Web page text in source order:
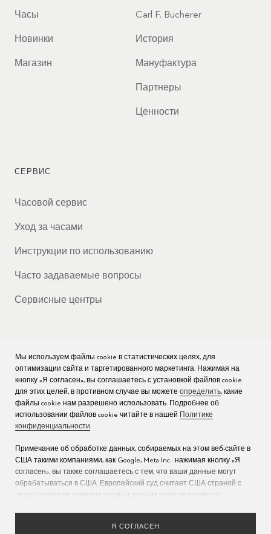
Часы
Новинки
Магазин
Carl F. Bucherer
История
Мануфактура
Партнеры
Ценности
СЕРВИС
Часовой сервис
Уход за часами
Инструкции по использованию
Часто задаваемые вопросы
Сервисные центры
КОМПАНИЯ
Вакансии
Пресс
Мы используем файлы cookie в статистических целях, для
оптимизации сайта и таргетированного маркетинга. Нажимая на
кнопку «Я согласен», вы соглашаетесь с установкой файлов cookie
для этих целей, в противном случае вы можете определить, какие
файлы cookie нам разрешено использовать. Подробнее об
использовании файлов cookie читайте в нашей
Политике
конфиденциальности.
Примечание об обработке данных, собираемых на этом веб-сайте в
США такими компаниями, как Google, Meta Inc.: нажимая кнопку «Я
согласен», вы также соглашаетесь с тем, что ваши данные могут
обрабатываться в США. Европейский суд считает США страной с
недостаточным уровнем защиты данных в соответствии со
только основные файлы cookie, чтобы исключить возможность
Я СОГЛАСЕН